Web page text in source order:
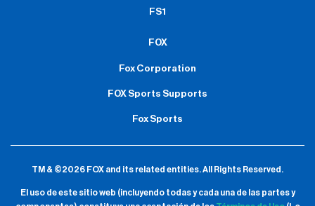
FS1
FOX
Fox Corporation
FOX Sports Supports
Fox Sports
TM & ©2026 FOX and its related entities.All Rights Reserved.
El uso de este sitio web (incluyendo todas y cada una de las partes y